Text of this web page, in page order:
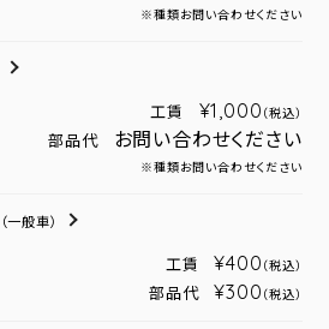
※種類お問い合わせください
工賃 ¥1,000 （税込）
部品代 お問い合わせください
※種類お問い合わせください
（一般車）
工賃 ¥400 （税込）
部品代 ¥300 （税込）